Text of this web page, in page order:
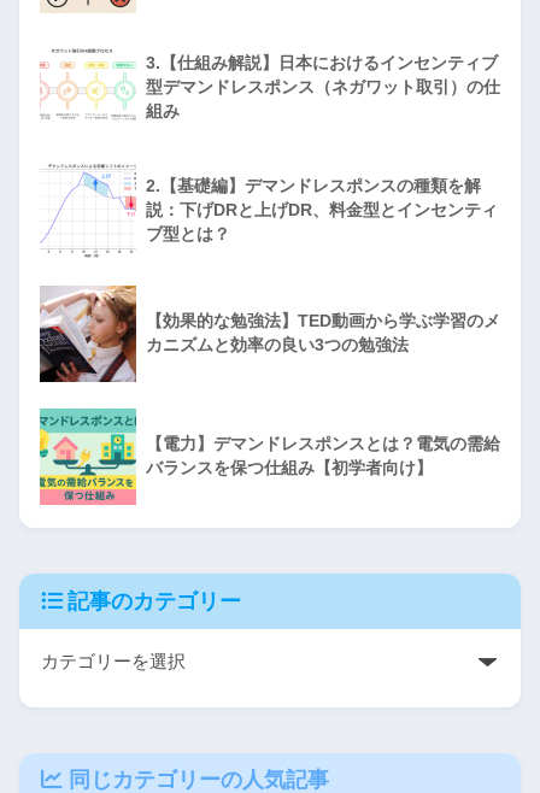
3.【仕組み解説】日本におけるインセンティブ
型デマンドレスポンス（ネガワット取引）の仕
組み
2.【基礎編】デマンドレスポンスの種類を解
説：下げDRと上げDR、料金型とインセンティ
ブ型とは？
【効果的な勉強法】TED動画から学ぶ学習のメ
カニズムと効率の良い3つの勉強法
【電力】デマンドレスポンスとは？電気の需給
バランスを保つ仕組み【初学者向け】
記事のカテゴリー
同じカテゴリーの人気記事